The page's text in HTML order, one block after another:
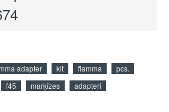
adapter kit fiamma
pcs.
f45 marķīzes adapteri